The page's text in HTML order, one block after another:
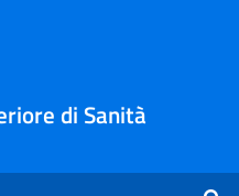
di Sanità